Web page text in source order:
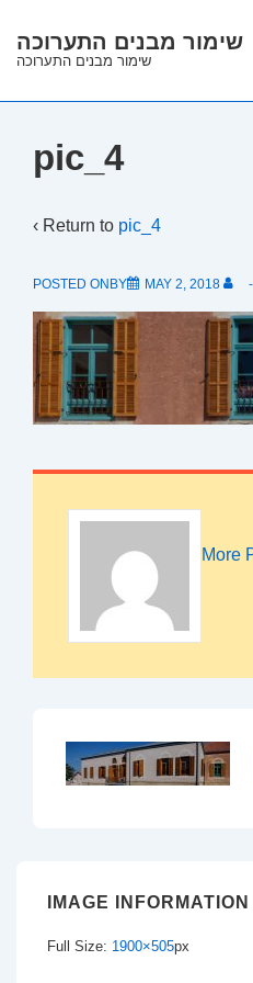
Skip
Main
שימור מבנים התערוכה
שימור מבנים התערוכה
pic_4
‹ Return to pic_4
POSTED ONBY MAY 2, 2018
More
IMAGE INFORMATION
Full Size: 1900×505px